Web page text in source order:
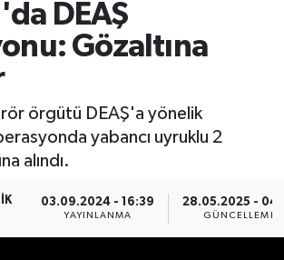
DEAŞ
Gözaltına
örgütü DEAŞ'a yönelik
yabancı uyruklu 2
alındı.
03.09.2024 - 16:39
YAYINLANMA
28.05.2025 -
GÜNCELLEME
Yoğunluk Haritası
Durumu ve Fikstür
Haberleri